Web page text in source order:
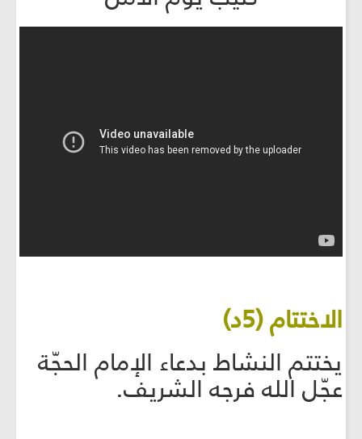
الاختتام (5د)
يختتم النشاط بدعاء الإمام الحجّة
عجّل الله فرجه الشريف.